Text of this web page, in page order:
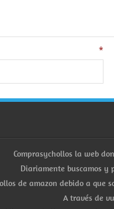
*
Comprasychollos la web
Diariamente buscamos y
de amazon debido a
A través de